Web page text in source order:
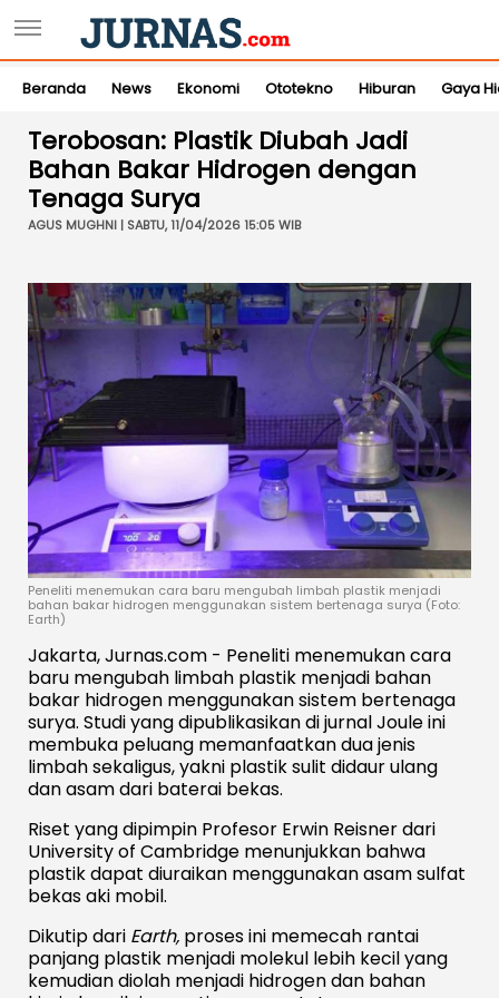
Beranda News Ekonomi Ototekno Hiburan Gaya
Terobosan: Plastik Diubah Jadi
Bahan Bakar Hidrogen dengan
Tenaga Surya
AGUS MUGHNI | SABTU, 11/04/2026 15:05 WIB
Peneliti menemukan cara baru mengubah limbah plastik menjadi
bahan bakar hidrogen menggunakan sistem bertenaga surya (Foto:
Earth)
Jakarta, Jurnas.com - Peneliti menemukan cara
baru mengubah limbah plastik menjadi bahan
bakar hidrogen menggunakan sistem bertenaga
surya. Studi yang dipublikasikan di jurnalJouleini
membuka peluang memanfaatkan dua jenis
limbah sekaligus, yakni plastik sulit didaur ulang
dan asam dari baterai bekas.
Riset yang dipimpin Profesor Erwin Reisner dari
University of Cambridge menunjukkan bahwa
plastik dapat diuraikan menggunakan asam sulfat
bekas aki mobil.
Dikutip dari Earth, proses ini memecah rantai
panjang plastik menjadi molekul lebih kecil yang
kemudian diolah menjadi hidrogen dan bahan